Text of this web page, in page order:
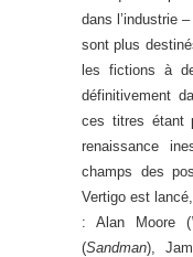
dans l’industrie
sont plus
les fictions à
définitivement
ces titres étant
renaissance
champs des
Vertigo est
: Alan Moore (
(Sandman),